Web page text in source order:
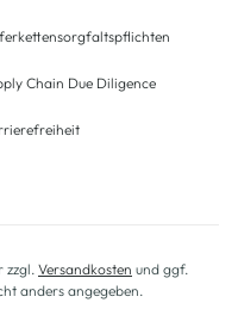
Chain Due Diligence
zzgl. Versandkosten und ggf.
anders angegeben.